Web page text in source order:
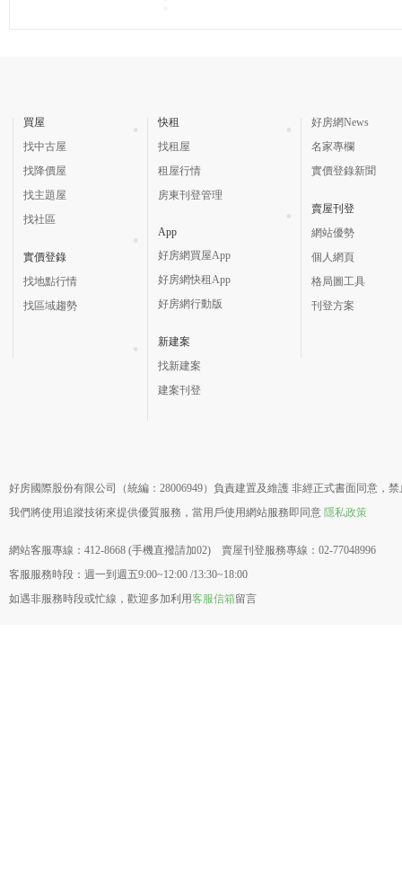
買屋
找中古屋
找降價屋
找主題屋
找社區
實價登錄
找地點行情
找區域趨勢
快租
找租屋
租屋行情
房東刊登管理
App
好房網買屋App
好房網快租App
好房網行動版
新建案
找新建案
建案刊登
好房網News
名家專欄
實價登錄新聞
賣屋刊登
網站優勢
個人網頁
格局圖工具
刊登方案
好房國際股份有限公司（統編：28006949）負責建置及維護 非經正式書面同意，
我們將使用追蹤技術來提供優質服務，當用戶使用網站服務即同意 隱私政策
網站客服專線：412-8668 (手機直撥請加02) 賣屋刊登服務專線：02-77048996
客服服務時段：週一到週五9:00~12:00 /13:30~18:00
如遇非服務時段或忙線，歡迎多加利用客服信箱留言